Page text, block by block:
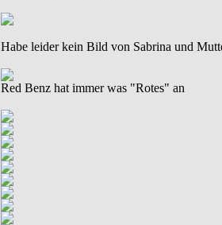
Habe leider kein Bild von Sabrina und
Red Benz hat immer was "Rotes" an